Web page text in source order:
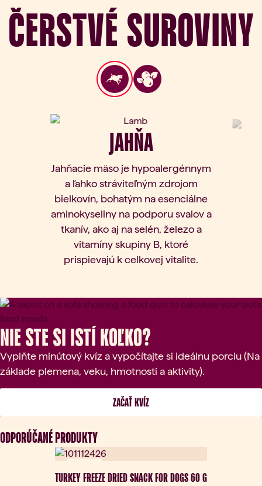
Čerstvé suroviny
JAHŇA
Jahňacie mäso je hypoalergénnym
a ľahko stráviteľným zdrojom
bielkovín, bohatým na esenciálne
aminokyseliny na podporu svalov a
tkanív, ako aj na selén, železo a
vitamíny skupiny B, ktoré
prispievajú k celkovej vitalite.
Nie ste si istí koľko?
Vyplňte minútový kvíz a vypočítajte si ideálnu porciu (Na
základe plemena, veku, hmotnosti a aktivity).
ZAČAŤ KVÍZ
ODPORÚČANÉ PRODUKTY
TURKEY FREEZE DRIED SNACK FOR DOGS 60 G